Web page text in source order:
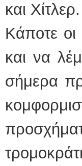
και Χίτλερ.
Κάποτε
και να
σήμερα